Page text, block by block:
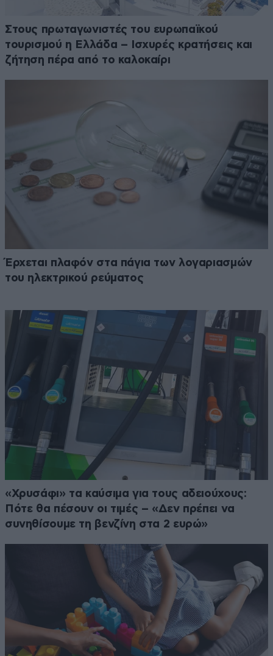
Στους πρωταγωνιστές του ευρωπαϊκού
τουρισμού η Ελλάδα – Ισχυρές κρατήσεις και
ζήτηση πέρα από το καλοκαίρι
Έρχεται πλαφόν στα πάγια των λογαριασμών
του ηλεκτρικού ρεύματος
«Χρυσάφι» τα καύσιμα για τους αδειούχους:
Πότε θα πέσουν οι τιμές – «Δεν πρέπει να
συνηθίσουμε τη βενζίνη στα 2 ευρώ»